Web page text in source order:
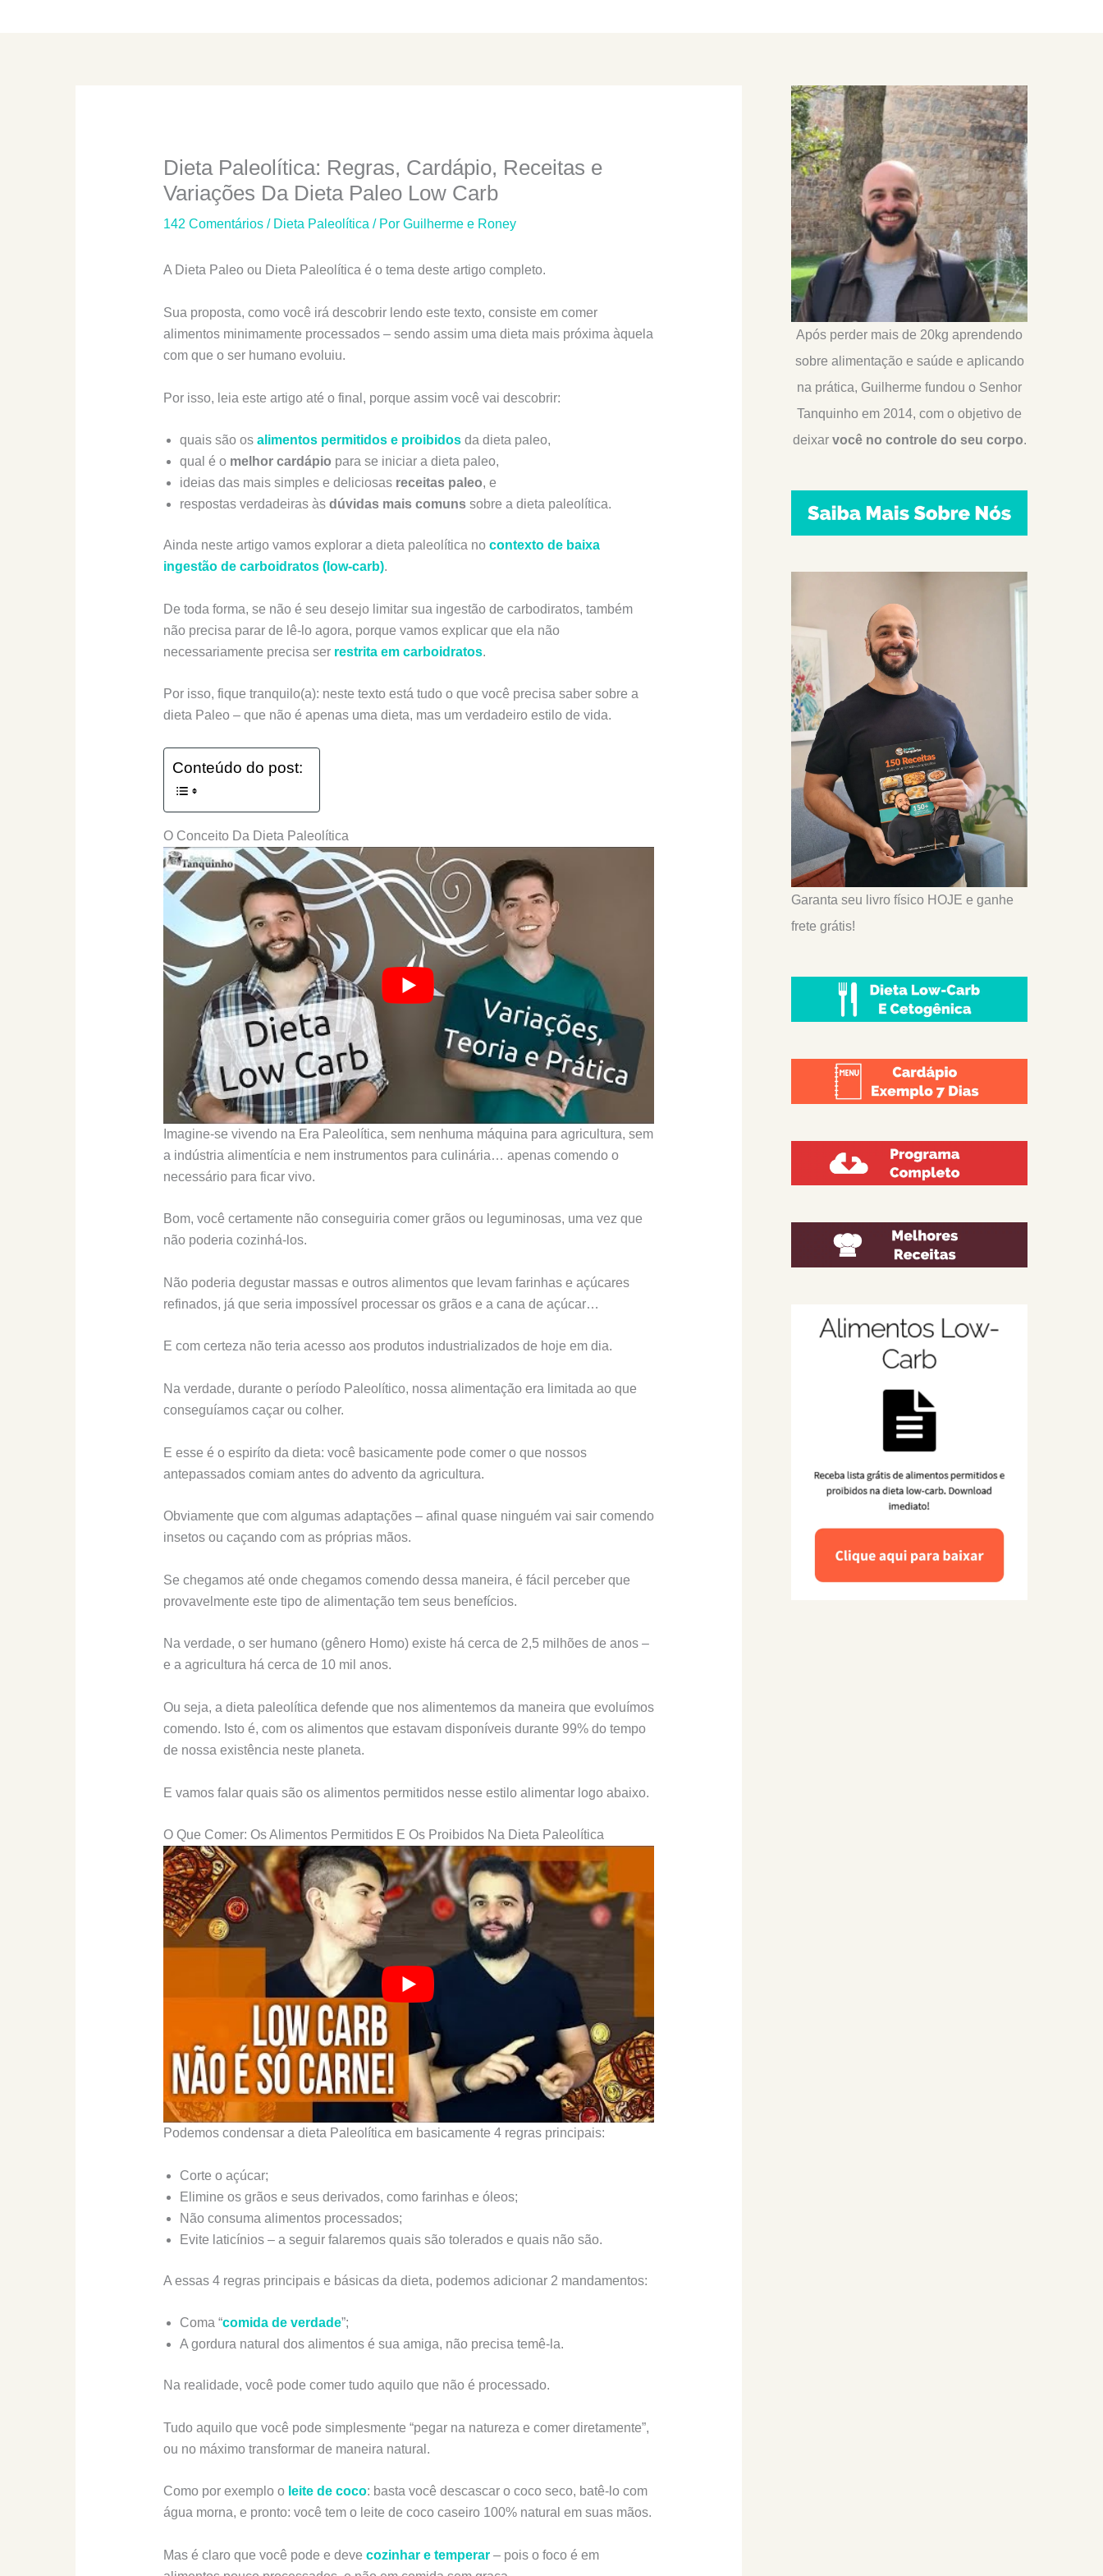
Dieta Paleolítica: Regras, Cardápio, Receitas e
Variações Da Dieta Paleo Low Carb
142 Comentários / Dieta Paleolítica/ Por Guilherme e Roney
A Dieta Paleo ou Dieta Paleolítica é o tema deste artigo completo.
Sua proposta, como você irá descobrir lendo este texto, consiste em comer
alimentos minimamente processados – sendo assim uma dieta mais próxima àquela
com que o ser humano evoluiu.
Por isso, leia este artigo até o final, porque assim você vai descobrir:
quais são os alimentos permitidos e proibidosda dieta paleo,
qual é o melhor cardápio para se iniciar a dieta paleo,
ideias das mais simples e deliciosas receitas paleo, e
respostas verdadeiras às dúvidas mais comunssobre a dieta paleolítica.
Ainda neste artigo vamos explorar a dieta paleolítica no contexto de baixa
ingestão de carboidratos (low-carb).
De toda forma, se não é seu desejo limitar sua ingestão de carbodiratos, também
não precisa parar de lê-lo agora, porque vamos explicar que ela não
necessariamente precisa ser restritaem carboidratos.
Por isso, fique tranquilo(a): neste texto está tudo o que você precisa saber sobre a
dieta Paleo – que não é apenas uma dieta, mas um verdadeiro estilo de vida.
Conteúdo do post:
O Conceito Da Dieta Paleolítica
Imagine-se vivendo na Era Paleolítica, sem nenhuma máquina para agricultura, sem
a indústria alimentícia e nem instrumentos para culinária… apenas comendo o
necessário para ficar vivo.
Bom, você certamente não conseguiria comer grãos ou leguminosas, uma vez que
não poderia cozinhá-los.
Não poderia degustar massas e outros alimentos que levam farinhas e açúcares
refinados, já que seria impossível processar os grãos e a cana de açúcar…
E com certeza não teria acesso aos produtos industrializados de hoje em dia.
Na verdade, durante o período Paleolítico, nossa alimentação era limitada ao que
conseguíamos caçar ou colher.
E esse é o espiríto da dieta: você basicamente pode comer o que nossos
antepassados comiam antes do advento da agricultura.
Obviamente que com algumas adaptações – afinal quase ninguém vai sair comendo
insetos ou caçando com as próprias mãos.
Se chegamos até onde chegamos comendo dessa maneira, é fácil perceber que
provavelmente este tipo de alimentação tem seus benefícios.
Na verdade, o ser humano (gênero Homo) existe há cerca de 2,5 milhões de anos –
e a agricultura há cerca de 10 mil anos.
Ou seja, a dieta paleolítica defende que nos alimentemos da maneira que evoluímos
comendo. Isto é, com os alimentos que estavam disponíveis durante 99% do tempo
de nossa existência neste planeta.
E vamos falar quais são os alimentos permitidos nesse estilo alimentar logo abaixo.
O Que Comer: Os Alimentos Permitidos E Os Proibidos Na Dieta Paleolítica
Podemos condensar a dieta Paleolítica em basicamente 4 regras principais:
Corte o açúcar;
Elimine os grãos e seus derivados, como farinhas e óleos;
Não consuma alimentos processados;
Evite laticínios – a seguir falaremos quais são tolerados e quais não são.
A essas 4 regras principais e básicas da dieta, podemos adicionar 2 mandamentos:
Coma “comida de verdade”;
A gordura natural dos alimentos é sua amiga, não precisa temê-la.
Na realidade, você pode comer tudo aquilo que não é processado.
Tudo aquilo que você pode simplesmente “pegar na natureza e comer diretamente”,
ou no máximo transformar de maneira natural.
Como por exemplo o leite de coco: basta você descascar o coco seco, batê-lo com
água morna, e pronto: você tem o leite de coco caseiro 100% natural em suas mãos.
Mas é claro que você pode e deve cozinhar e temperar– pois o foco é em
Após perder mais de 20kg aprendendo
sobre alimentação e saúde e aplicando
na prática, Guilherme fundou o Senhor
Tanquinho em 2014, com o objetivo de
deixar você no controle do seu corpo.
Garanta seu livro físico HOJE e ganhe
frete grátis!